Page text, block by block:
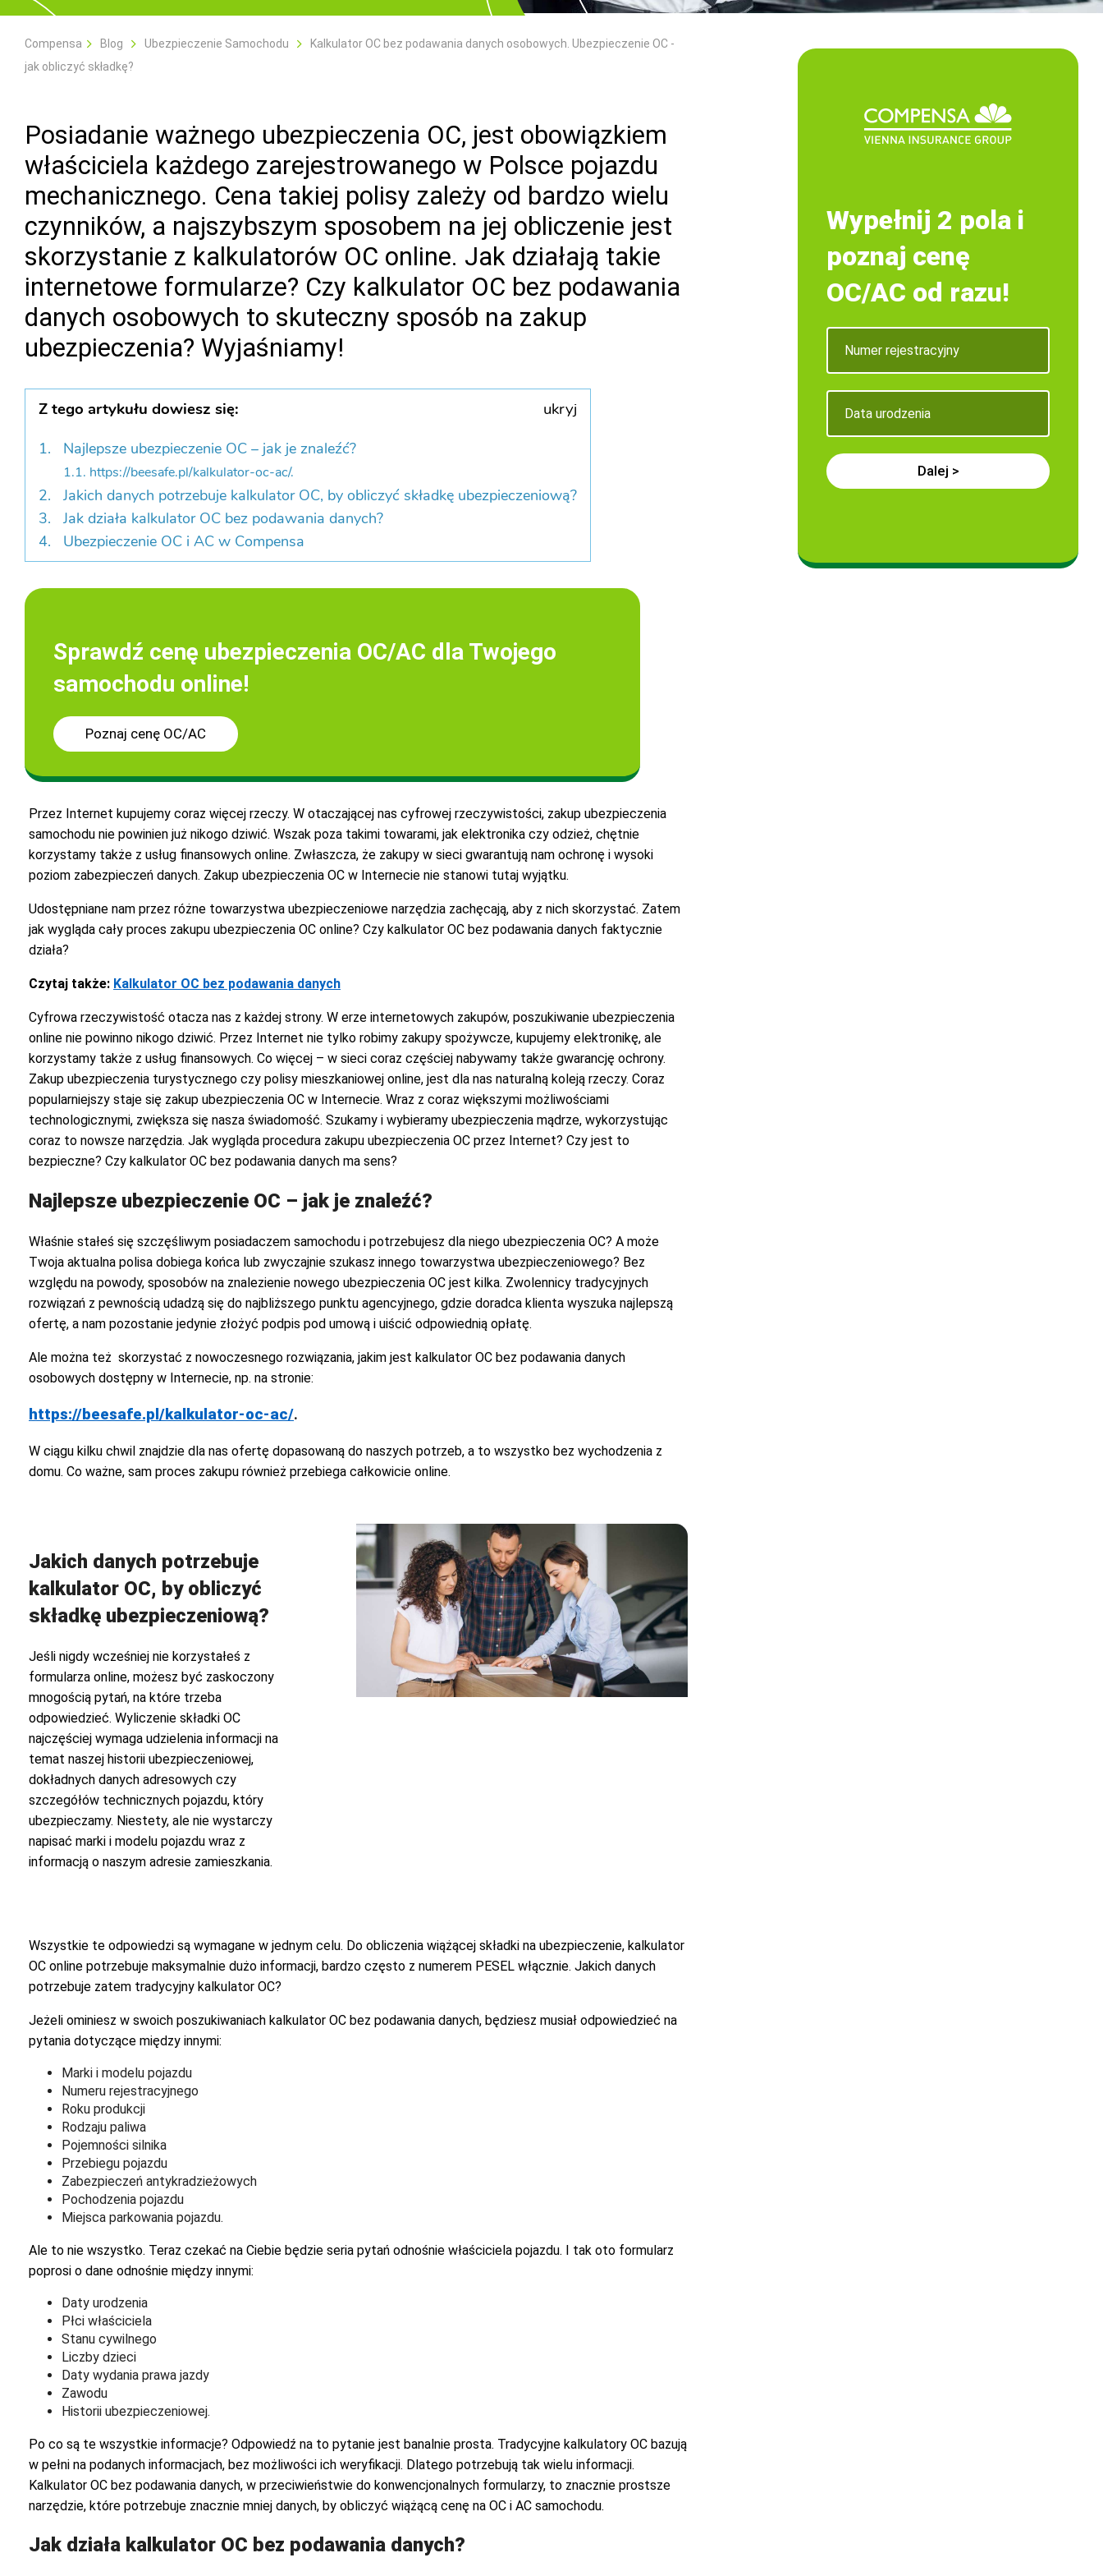
Wypełnij 2 pola i
poznaj cenę
OC/AC od razu!
Dalej >
Compensa Blog Ubezpieczenie Samochodu
Kalkulator OC bez podawania danych osobowych. Ubezpieczenie OC -
jak obliczyć składkę?
Posiadanie ważnego ubezpieczenia OC, jest obowiązkiem
właściciela każdego zarejestrowanego w Polsce pojazdu
mechanicznego. Cena takiej polisy zależy od bardzo wielu
czynników, a najszybszym sposobem na jej obliczenie jest
skorzystanie z kalkulatorów OC online. Jak działają takie
internetowe formularze? Czy kalkulator OC bez podawania
danych osobowych to skuteczny sposób na zakup
ubezpieczenia? Wyjaśniamy!
Z tego artykułu dowiesz się: ukryj
Najlepsze ubezpieczenie OC – jak je znaleźć?
1.1. https://beesafe.pl/kalkulator-oc-ac/.
Jakich danych potrzebuje kalkulator OC, by obliczyć składkę ubezpieczeniową?
Jak działa kalkulator OC bez podawania danych?
Ubezpieczenie OC i AC w Compensa
Sprawdź cenę ubezpieczenia OC/AC dla Twojego
samochodu online!
Poznaj cenę OC/AC
Przez Internet kupujemy coraz więcej rzeczy. W otaczającej nas cyfrowej rzeczywistości, zakup ubezpieczenia
samochodu nie powinien już nikogo dziwić. Wszak poza takimi towarami, jak elektronika czy odzież, chętnie
korzystamy także z usług finansowych online. Zwłaszcza, że zakupy w sieci gwarantują nam ochronę i wysoki
poziom zabezpieczeń danych. Zakup ubezpieczenia OC w Internecie nie stanowi tutaj wyjątku.
Udostępniane nam przez różne towarzystwa ubezpieczeniowe narzędzia zachęcają, aby z nich skorzystać. Zatem
jak wygląda cały proces zakupu ubezpieczenia OC online? Czy kalkulator OC bez podawania danych faktycznie
działa?
Czytaj także: Kalkulator OC bez podawania danych
Cyfrowa rzeczywistość otacza nas z każdej strony. W erze internetowych zakupów, poszukiwanie ubezpieczenia
online nie powinno nikogo dziwić. Przez Internet nie tylko robimy zakupy spożywcze, kupujemy elektronikę, ale
korzystamy także z usług finansowych. Co więcej – w sieci coraz częściej nabywamy także gwarancję ochrony.
Zakup ubezpieczenia turystycznego czy polisy mieszkaniowej online, jest dla nas naturalną koleją rzeczy. Coraz
popularniejszy staje się zakup ubezpieczenia OC w Internecie. Wraz z coraz większymi możliwościami
technologicznymi, zwiększa się nasza świadomość. Szukamy i wybieramy ubezpieczenia mądrze, wykorzystując
coraz to nowsze narzędzia. Jak wygląda procedura zakupu ubezpieczenia OC przez Internet? Czy jest to
bezpieczne? Czy kalkulator OC bez podawania danych ma sens?
Najlepsze ubezpieczenie OC – jak je znaleźć?
Właśnie stałeś się szczęśliwym posiadaczem samochodu i potrzebujesz dla niego ubezpieczenia OC? A może
Twoja aktualna polisa dobiega końca lub zwyczajnie szukasz innego towarzystwa ubezpieczeniowego? Bez
względu na powody, sposobów na znalezienie nowego ubezpieczenia OC jest kilka. Zwolennicy tradycyjnych
rozwiązań z pewnością udadzą się do najbliższego punktu agencyjnego, gdzie doradca klienta wyszuka najlepszą
ofertę, a nam pozostanie jedynie złożyć podpis pod umową i uiścić odpowiednią opłatę.
Ale można też skorzystać z nowoczesnego rozwiązania, jakim jest kalkulator OC bez podawania danych
osobowych dostępny w Internecie, np. na stronie:
https://beesafe.pl/kalkulator-oc-ac/.
W ciągu kilku chwil znajdzie dla nas ofertę dopasowaną do naszych potrzeb, a to wszystko bez wychodzenia z
domu. Co ważne, sam proces zakupu również przebiega całkowicie online.
Jakich danych potrzebuje
kalkulator OC, by obliczyć
składkę ubezpieczeniową?
Jeśli nigdy wcześniej nie korzystałeś z
formularza online, możesz być zaskoczony
mnogością pytań, na które trzeba
odpowiedzieć. Wyliczenie składki OC
najczęściej wymaga udzielenia informacji na
temat naszej historii ubezpieczeniowej,
dokładnych danych adresowych czy
szczegółów technicznych pojazdu, który
ubezpieczamy. Niestety, ale nie wystarczy
napisać marki i modelu pojazdu wraz z
informacją o naszym adresie zamieszkania.
Wszystkie te odpowiedzi są wymagane w jednym celu. Do obliczenia wiążącej składki na ubezpieczenie, kalkulator
OC online potrzebuje maksymalnie dużo informacji, bardzo często z numerem PESEL włącznie. Jakich danych
potrzebuje zatem tradycyjny kalkulator OC?
Jeżeli ominiesz w swoich poszukiwaniach kalkulator OC bez podawania danych, będziesz musiał odpowiedzieć na
pytania dotyczące między innymi:
Marki i modelu pojazdu
Numeru rejestracyjnego
Roku produkcji
Rodzaju paliwa
Pojemności silnika
Przebiegu pojazdu
Zabezpieczeń antykradzieżowych
Pochodzenia pojazdu
Miejsca parkowania pojazdu.
Ale to nie wszystko. Teraz czekać na Ciebie będzie seria pytań odnośnie właściciela pojazdu. I tak oto formularz
poprosi o dane odnośnie między innymi:
Daty urodzenia
Płci właściciela
Stanu cywilnego
Liczby dzieci
Daty wydania prawa jazdy
Zawodu
Historii ubezpieczeniowej.
Po co są te wszystkie informacje? Odpowiedź na to pytanie jest banalnie prosta. Tradycyjne kalkulatory OC bazują
w pełni na podanych informacjach, bez możliwości ich weryfikacji. Dlatego potrzebują tak wielu informacji.
Kalkulator OC bez podawania danych, w przeciwieństwie do konwencjonalnych formularzy, to znacznie prostsze
narzędzie, które potrzebuje znacznie mniej danych, by obliczyć wiążącą cenę na OC i AC samochodu.
Jak działa kalkulator OC bez podawania danych?